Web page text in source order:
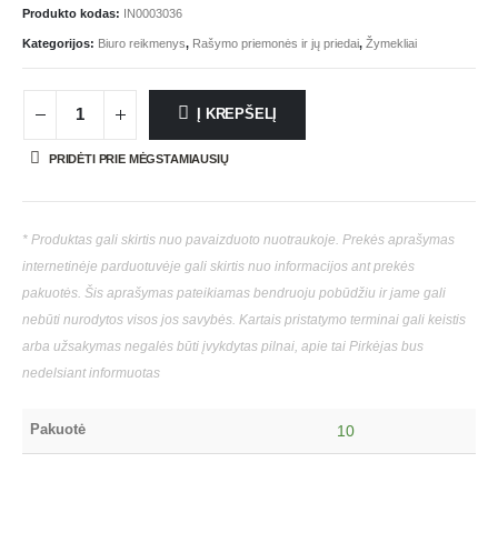
Produkto kodas: IN0003036
Kategorijos: Biuro reikmenys, Rašymo priemonės ir jų priedai, Žymekliai
Į KREPŠELĮ
PRIDĖTI PRIE MĖGSTAMIAUSIŲ
* Produktas gali skirtis nuo pavaizduoto nuotraukoje. Prekės aprašymas
internetinėje parduotuvėje gali skirtis nuo informacijos ant prekės
pakuotės. Šis aprašymas pateikiamas bendruoju pobūdžiu ir jame gali
nebūti nurodytos visos jos savybės. Kartais pristatymo terminai gali keistis
arba užsakymas negalės būti įvykdytas pilnai, apie tai Pirkėjas bus
nedelsiant informuotas
Pakuotė 10